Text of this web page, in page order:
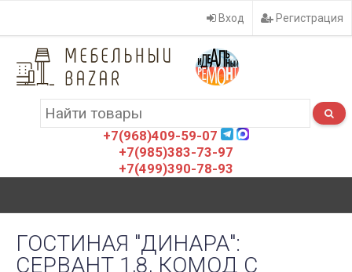
Вход Регистрация
+7(968)409-59-07
+7(985)383-73-97
+7(499)390-78-93
ГОСТИНАЯ "ДИНАРА":
СЕРВАНТ 1,8, КОМОД С